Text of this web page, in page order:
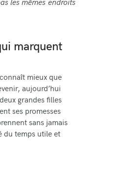
les mêmes endroits
marquent
mieux que
aujourd’hui
grandes filles
ses promesses
sans jamais
du temps utile et